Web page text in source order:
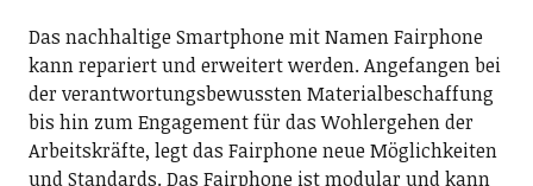
Das nachhaltige Smartphone mit Namen Fairphone
kann repariert und erweitert werden. Angefangen bei
der verantwortungsbewussten Materialbeschaffung
bis hin zum Engagement für das Wohlergehen der
Arbeitskräfte, legt das Fairphone neue Möglichkeiten
und Standards. Das Fairphone ist modular und kann